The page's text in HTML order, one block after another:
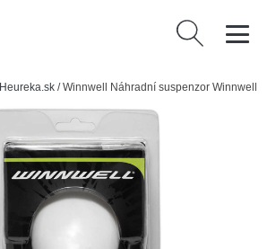
Vyhledávání
Heureka.sk /Winnwell Náhradní suspenzor Winnwell